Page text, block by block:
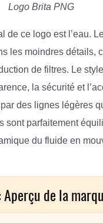
Logo Brita PNG
de ce logo est l’eau.
les moindres détails,
de filtres. Le
la sécurité et
des lignes légères
sont parfaitement
du fluide en
de la